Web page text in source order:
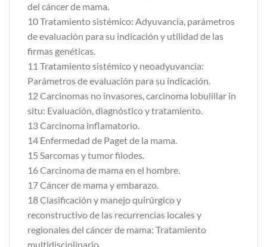
del cáncer de mama.
10 Tratamiento sistémico: Adyuvancia, parámetros
de evaluación para su indicación y utilidad de las
firmas genéticas.
11 Tratamiento sistémico y neoadyuvancia:
Parámetros de evaluación para su indicación.
12 Carcinomas no invasores, carcinoma lobulillar in
situ: Evaluación, diagnóstico y tratamiento.
13 Carcinoma inflamatorio.
14 Enfermedad de Paget de la mama.
15 Sarcomas y tumor filodes.
16 Carcinoma de mama en el hombre.
17 Cáncer de mama y embarazo.
18 Clasificación y manejo quirúrgico y
reconstructivo de las recurrencias locales y
regionales del cáncer de mama: Tratamiento
multidisciplinario.